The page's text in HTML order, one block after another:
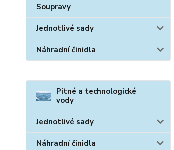
Soupravy
Jednotlivé sady
Náhradní činidla
Pitné a technologické
vody
Jednotlivé sady
Náhradní činidla